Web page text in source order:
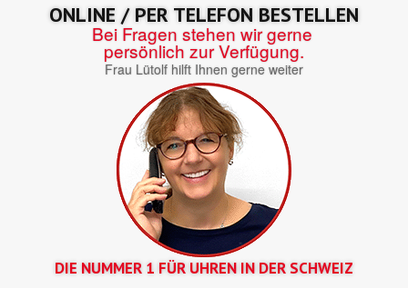
ONLINE / PER TELEFON BESTELLEN
Bei Fragen stehen wir gerne
persönlich zur Verfügung.
Frau Lütolf hilft Ihnen gerne weiter
DIE NUMMER 1 FÜR UHREN IN DER SCHWEIZ